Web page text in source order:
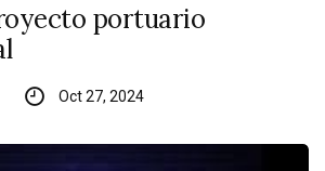
portuario
Oct 27, 2024